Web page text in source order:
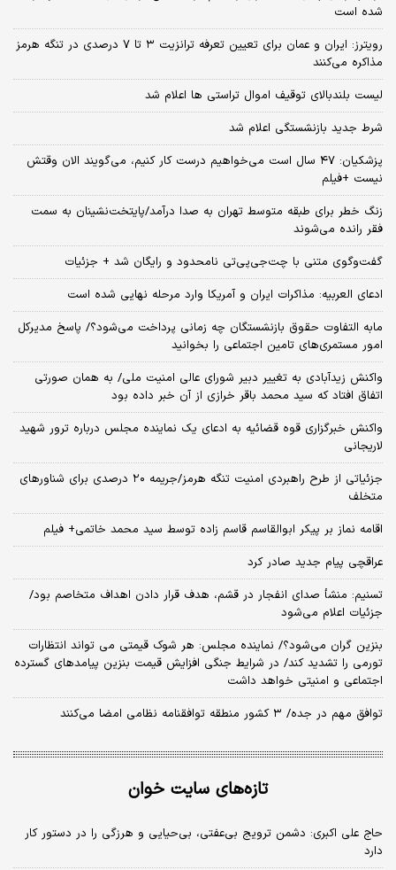
شده است
رویترز: ایران و عمان برای تعیین تعرفه ترانزیت ۳ تا ۷ درصدی در تنگه هرمز
مذاکره می‌کنند
لیست بلندبالای توقیف اموال تراستی ها اعلام شد
شرط جدید بازنشستگی اعلام شد
پزشکیان: ۴۷ سال است می‌خواهیم درست کار کنیم، می‌گویند الان وقتش
نیست +فیلم
زنگ خطر برای طبقه متوسط تهران به صدا درآمد/پایتخت‌نشینان به سمت
فقر رانده می‌شوند
گفت‌وگوی متنی با چت‌جی‌پی‌تی نامحدود و رایگان شد + جزئیات
ادعای العربیه: مذاکرات ایران و آمریکا وارد مرحله نهایی شده است
مابه التفاوت حقوق بازنشستگان چه زمانی پرداخت می‌شود؟/ پاسخ مدیرکل
امور مستمری‌های تامین اجتماعی را بخوانید
واکنش زیدآبادی به تغییر دبیر شورای عالی امنیت ملی/ به همان صورتی
اتفاق افتاد که سید محمد باقر خرازی از آن خبر داده بود
واکنش خبرگزاری قوه قضائیه به ادعای یک نماینده مجلس درباره ترور شهید
لاریجانی
جزئیاتی از طرح راهبردی امنیت تنگه هرمز/جریمه ۲۰ درصدی برای شناورهای
متخلف
اقامه نماز بر پیکر ابوالقاسم قاسم زاده توسط سید محمد خاتمی+ فیلم
عراقچی پیام جدید صادر کرد
تسنیم: منشأ صدای انفجار در قشم، هدف قرار دادن اهداف متخاصم بود/
جزئیات اعلام می‌شود
بنزین گران می‌شود؟/ نماینده مجلس: هر شوک قیمتی می تواند انتظارات
تورمی را تشدید کند/ در شرایط جنگی افزایش قیمت بنزین پیامدهای گسترده
اجتماعی و امنیتی خواهد داشت
توافق مهم در جده/ ۳ کشور منطقه توافقنامه نظامی امضا می‌کنند
تازه‌های سایت خوان
حاج علی اکبری: دشمن ترویج بی‌عفتی، بی‌حیایی و هرزگی را در دستور کار
دارد